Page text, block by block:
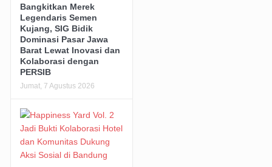
Bangkitkan Merek
Legendaris Semen
Kujang, SIG Bidik
Dominasi Pasar Jawa
Barat Lewat Inovasi dan
Kolaborasi dengan
PERSIB
Jumat, 7 Agustus 2026